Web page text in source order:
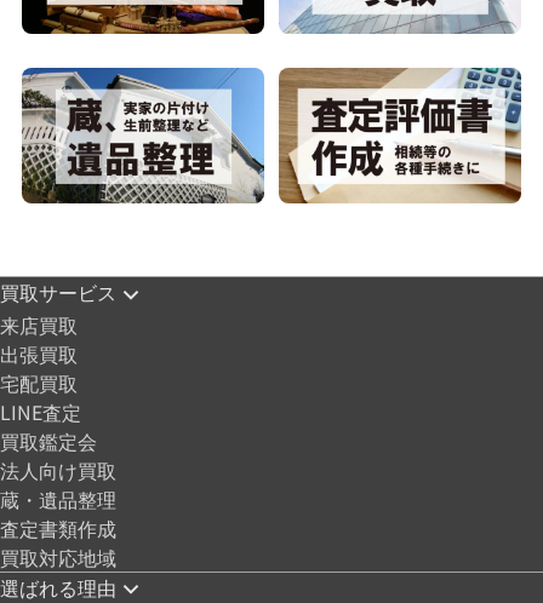
買取サービス
来店買取
出張買取
宅配買取
LINE査定
買取鑑定会
法人向け買取
蔵・遺品整理
査定書類作成
買取対応地域
選ばれる理由